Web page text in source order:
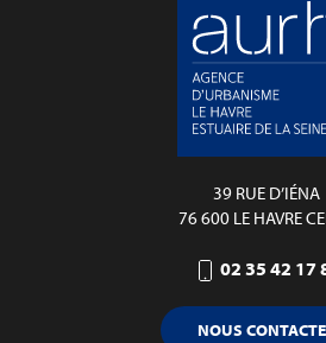
39 RUE D’IÉNA
76 600 LE HAVRE
02 35 42 17
NOUS